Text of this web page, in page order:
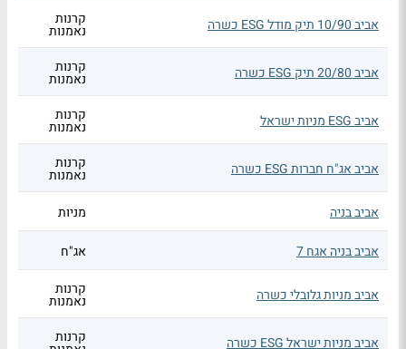
אביב 10/90 תיק מודל ESG כשרה קרנות
נאמנות
אביב 20/80 תיק ESG כשרה קרנות
נאמנות
אביב ESG מניות ישראל קרנות
נאמנות
אביב אג"ח חברות ESG כשרה קרנות
נאמנות
אביב בניה
מניות
אביב בניה אגח 7 אג"ח
אביב מניות גלובלי כשרה קרנות
נאמנות
אביב מניות ישראל ESG כשרה קרנות